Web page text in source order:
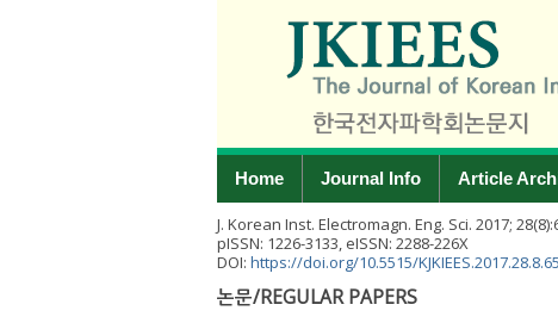
Home Journal Info Article
J. Korean Inst. Electromagn. Eng. Sci. 2017; 28(8):
pISSN: 1226-3133, eISSN: 2288-226X
DOI: https://doi.org/10.5515/
논문/REGULAR PAPERS